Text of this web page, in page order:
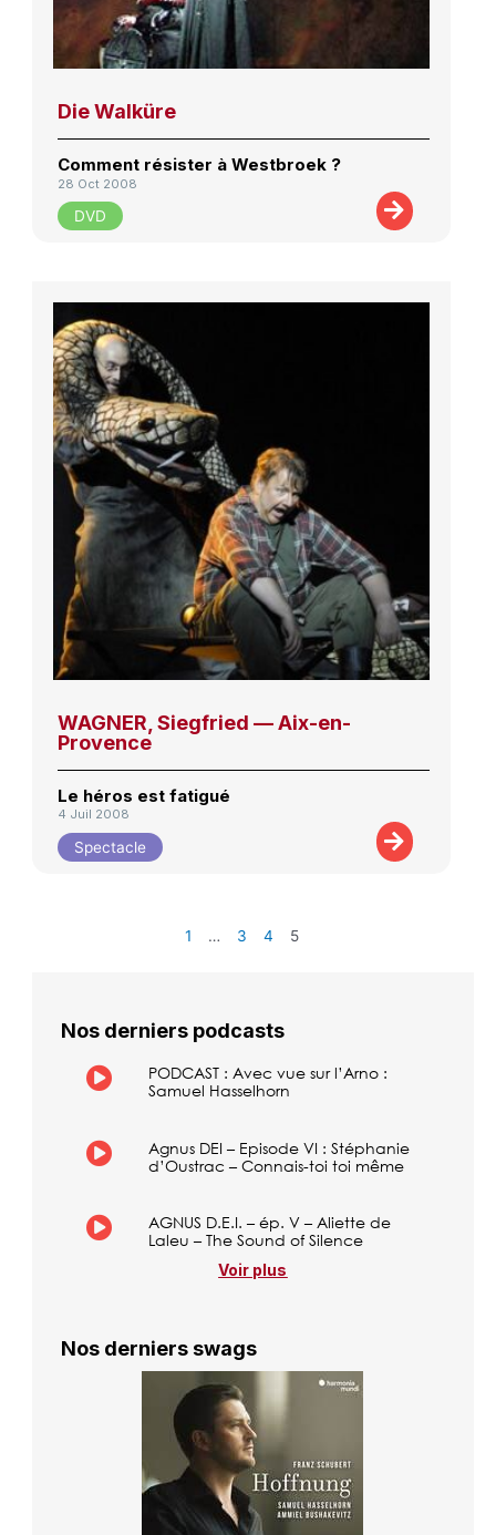
Die Walküre
Comment résister à Westbroek ?
28 Oct 2008
DVD
WAGNER, Siegfried — Aix-en-
Provence
Le héros est fatigué
4 Juil 2008
Spectacle
1 … 3 4 5
Nos derniers podcasts
PODCAST : Avec vue sur l’Arno :
Samuel Hasselhorn
Agnus DEI – Episode VI : Stéphanie
d’Oustrac – Connais-toi toi même
AGNUS D.E.I. – ép. V – Aliette de
Laleu – The Sound of Silence
Voir plus
Nos derniers swags